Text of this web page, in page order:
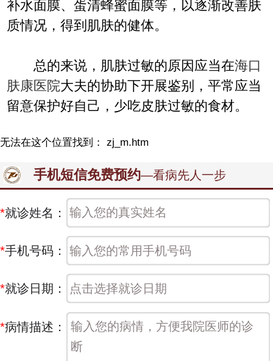
补水面膜、蛋清蜂蜜面膜等，以逐渐改善肤
质情况，得到肌肤的健体。
总的来说，肌肤过敏的原因应当在海口
肤康医院大夫的协助下开展鉴别，平常应当
留意保护好自己，少吃皮肤过敏的食材。
无法在这个位置找到： zj_m.htm
手机短信免费预约—看病先人一步
*就诊姓名：
*手机号码：
*就诊日期：
*病情描述：